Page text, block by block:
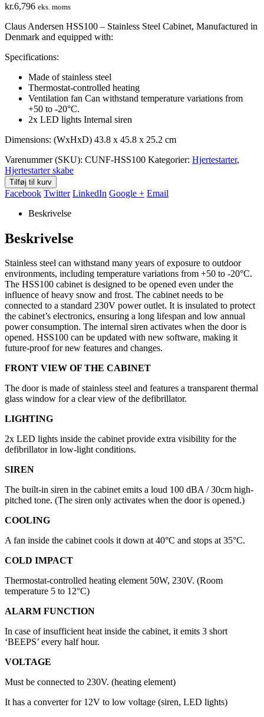
kr.6,796 eks. moms
Claus Andersen HSS100 – Stainless Steel Cabinet, Manufactured in
Denmark and equipped with:
Specifications:
Made of stainless steel
Thermostat-controlled heating
Ventilation fan Can withstand temperature variations from
+50 to -20°C.
2x LED lights Internal siren
Dimensions: (WxHxD) 43.8 x 45.8 x 25.2 cm
Varenummer (SKU): CUNF-HSS100 Kategorier: Hjertestarter,
Hjertestarter skabe
Tilføj til kurv
Facebook Twitter LinkedIn Google + Email
Beskrivelse
Beskrivelse
Stainless steel can withstand many years of exposure to outdoor
environments, including temperature variations from +50 to -20°C.
The HSS100 cabinet is designed to be opened even under the
influence of heavy snow and frost. The cabinet needs to be
connected to a standard 230V power outlet. It is insulated to protect
the cabinet’s electronics, ensuring a long lifespan and low annual
power consumption. The internal siren activates when the door is
opened. HSS100 can be updated with new software, making it
future-proof for new features and changes.
FRONT VIEW OF THE CABINET
The door is made of stainless steel and features a transparent thermal
glass window for a clear view of the defibrillator.
LIGHTING
2x LED lights inside the cabinet provide extra visibility for the
defibrillator in low-light conditions.
SIREN
The built-in siren in the cabinet emits a loud 100 dBA / 30cm high-
pitched tone. (The siren only activates when the door is opened.)
COOLING
A fan inside the cabinet cools it down at 40°C and stops at 35°C.
COLD IMPACT
Thermostat-controlled heating element 50W, 230V. (Room
temperature 5 to 12°C)
ALARM FUNCTION
In case of insufficient heat inside the cabinet, it emits 3 short
‘BEEPS’ every half hour.
VOLTAGE
Must be connected to 230V. (heating element)
It has a converter for 12V to low voltage (siren, LED lights)